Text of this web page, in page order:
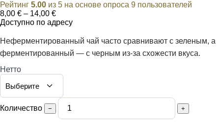
Рейтинг 5.00 из 5 на основе опроса 9 пользователей
8,00 € – 14,00 €Диапазон
цен:
–
14,00 €
Доступно по адресу
Неферментированный чай часто сравнивают с зеленым, а
ферментированный — с черным из-за схожести вкуса.
Нетто
Количество − +